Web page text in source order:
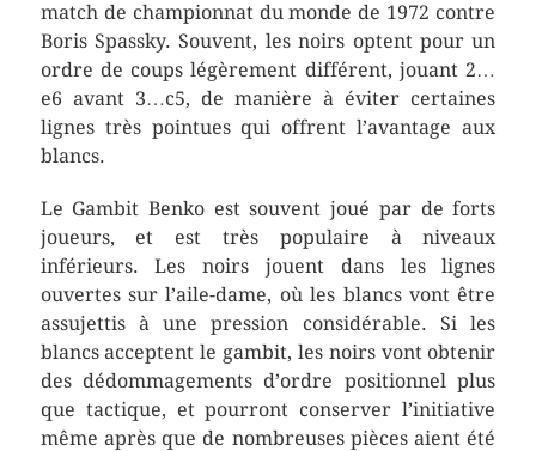
match de championnat du monde de 1972 contre
Boris Spassky. Souvent, les noirs optent pour un
ordre de coups légèrement différent, jouant 2…
e6 avant 3…c5, de manière à éviter certaines
lignes très pointues qui offrent l’avantage aux
blancs.
Le Gambit Benko est souvent joué par de forts
joueurs, et est très populaire à niveaux
inférieurs. Les noirs jouent dans les lignes
ouvertes sur l’aile-dame, où les blancs vont être
assujettis à une pression considérable. Si les
blancs acceptent le gambit, les noirs vont obtenir
des dédommagements d’ordre positionnel plus
que tactique, et pourront conserver l’initiative
même après que de nombreuses pièces aient été